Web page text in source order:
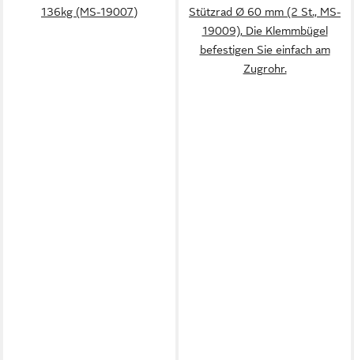
136kg (MS-19007)
Stützrad Ø 60 mm (2 St., MS-
19009), Die Klemmbügel
befestigen Sie einfach am
Zugrohr.